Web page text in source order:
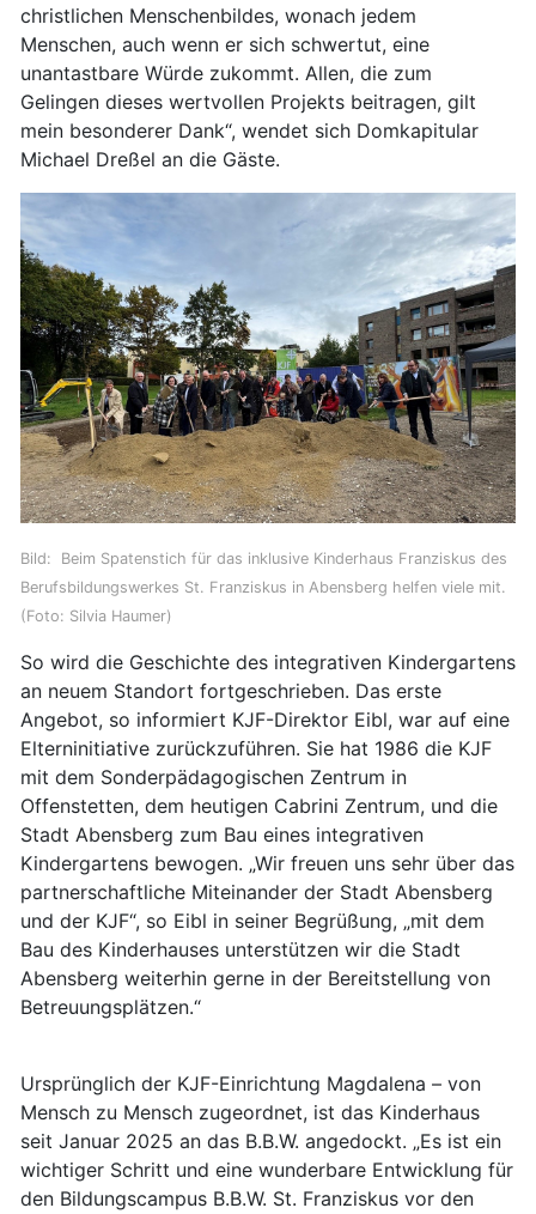
christlichen Menschenbildes, wonach jedem
Menschen, auch wenn er sich schwertut, eine
unantastbare Würde zukommt. Allen, die zum
Gelingen dieses wertvollen Projekts beitragen, gilt
mein besonderer Dank“, wendet sich Domkapitular
Michael Dreßel an die Gäste.
Bild: Beim Spatenstich für das inklusive Kinderhaus Franziskus des
Berufsbildungswerkes St. Franziskus in Abensberg helfen viele mit.
(Foto: Silvia Haumer)
So wird die Geschichte des integrativen Kindergartens
an neuem Standort fortgeschrieben. Das erste
Angebot, so informiert KJF-Direktor Eibl, war auf eine
Elterninitiative zurückzuführen. Sie hat 1986 die KJF
mit dem Sonderpädagogischen Zentrum in
Offenstetten, dem heutigen Cabrini Zentrum, und die
Stadt Abensberg zum Bau eines integrativen
Kindergartens bewogen. „Wir freuen uns sehr über das
partnerschaftliche Miteinander der Stadt Abensberg
und der KJF“, so Eibl in seiner Begrüßung, „mit dem
Bau des Kinderhauses unterstützen wir die Stadt
Abensberg weiterhin gerne in der Bereitstellung von
Betreuungsplätzen.“
Ursprünglich der KJF-Einrichtung Magdalena – von
Mensch zu Mensch zugeordnet, ist das Kinderhaus
seit Januar 2025 an das B.B.W. angedockt. „Es ist ein
wichtiger Schritt und eine wunderbare Entwicklung für
den Bildungscampus B.B.W. St. Franziskus vor den